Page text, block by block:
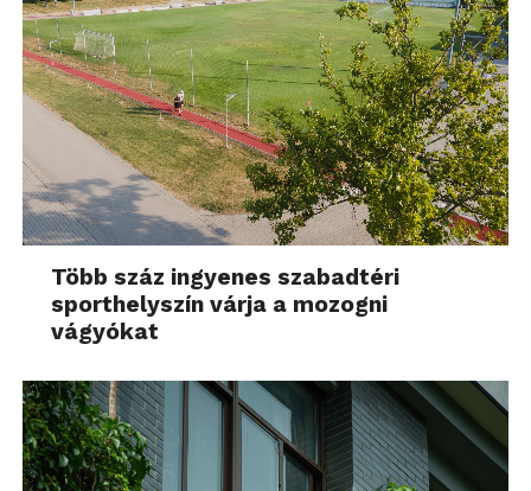
Több száz ingyenes szabadtéri
sporthelyszín várja a mozogni
vágyókat